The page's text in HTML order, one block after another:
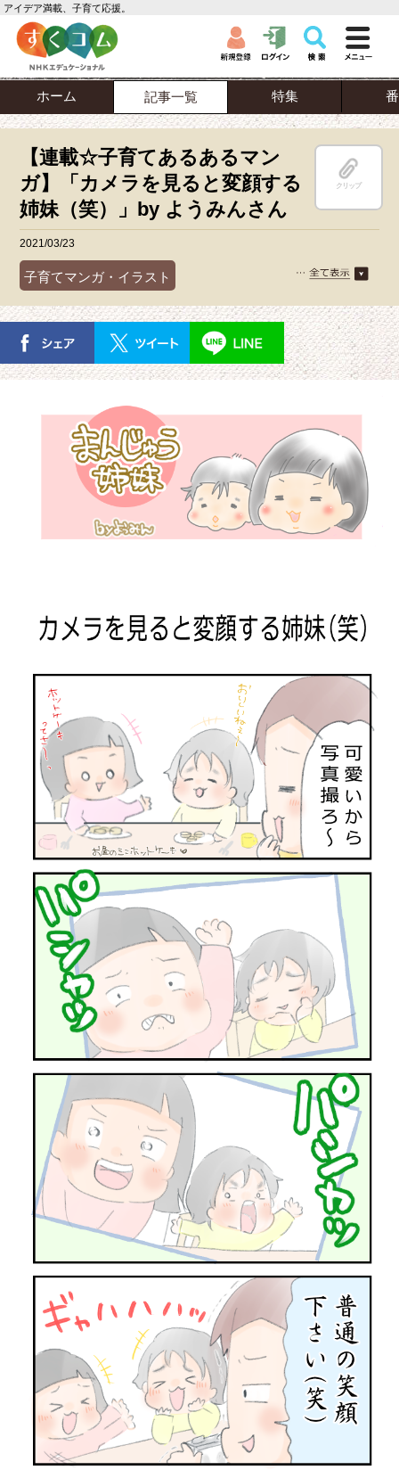
アイデア満載、子育て応援。
ホーム 記事一覧 特集
【連載☆子育てあるあるマン
ガ】「カメラを見ると変顔する
姉妹（笑）」by ようみんさん
クリップ
2021/03/23
子育てマンガ・イラスト